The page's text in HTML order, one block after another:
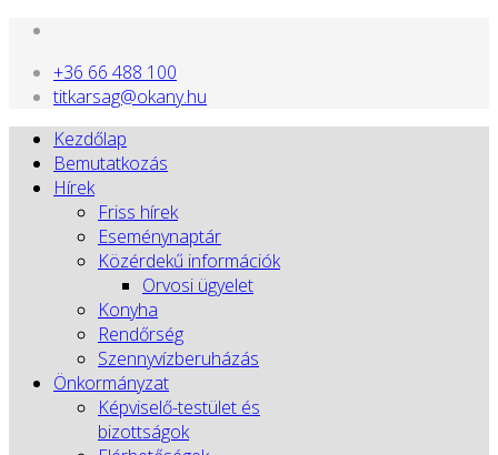
+36 66 488 100
titkarsag@okany.hu
Kezdőlap
Bemutatkozás
Hírek
Friss hírek
Eseménynaptár
Közérdekű információk
Orvosi ügyelet
Konyha
Rendőrség
Szennyvízberuházás
Önkormányzat
Képviselő-testület és
bizottságok